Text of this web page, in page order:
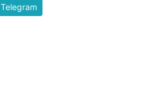
Telegram